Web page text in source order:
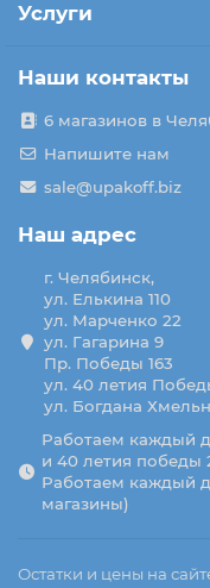
Услуги
Наши контакты
6 магазинов в
Напишите нам
sale@upakoff.biz
Наш адрес
г. Челябинск,
ул. Елькина 110
ул. Марченко 22
ул. Гагарина 9
Пр. Победы 163
ул. 40 летия
ул. Богдана
Работаем каждый
и 40 летия победы
Работаем каждый
магазины)
Остатки и цены на